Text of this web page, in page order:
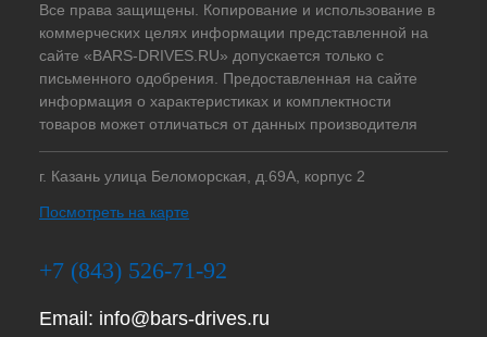
Все права защищены. Копирование и использование в
коммерческих целях информации представленной на
сайте «BARS-DRIVES.RU» допускается только с
письменного одобрения. Предоставленная на сайте
информация о характеристиках и комплектности
товаров может отличаться от данных производителя
г. Казань улица Беломорская, д.69А, корпус 2
Посмотреть на карте
+7 (843) 526-71-92
Email: info@bars-drives.ru